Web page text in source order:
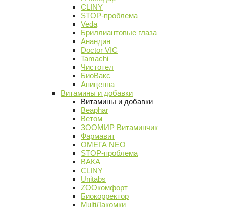
CLINY
STOP-проблема
Veda
Бриллиантовые глаза
Анандин
Doctor VIC
Tamachi
Чистотел
БиоВакс
Апиценна
Витамины и добавки
Витамины и добавки
Beaphar
Ветом
ЗООМИР Витаминчик
Фармавит
ОМЕГА NEO
STOP-проблема
ВАКА
CLINY
Unitabs
ZOOкомфорт
Биокорректор
MultiЛакомки